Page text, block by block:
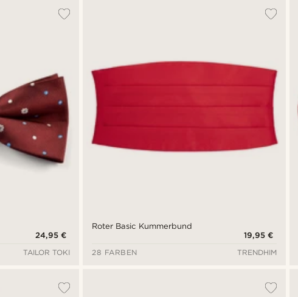
24,95 €
TAILOR TOKI
Roter Basic Kummerbund
19,95 €
28 FARBEN
TRENDHIM